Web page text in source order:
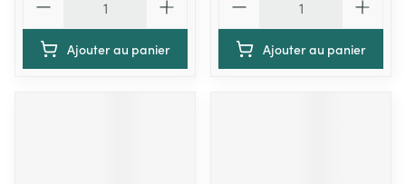
Ajouter au panier Ajouter au panier